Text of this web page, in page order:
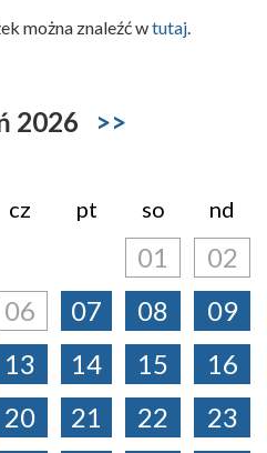
można znaleźć wtutaj.
2026 >>
cz pt so nd
01
02
06 07 08
09
13 14 15
16
20 21 22
23